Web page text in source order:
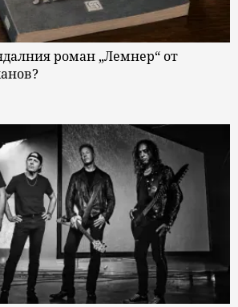
роман „Лемнер“ от